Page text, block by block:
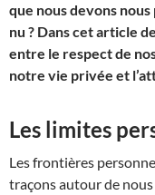
que nous devons
nu ? Dans cet article
entre le respect de
notre vie privée et
Les limites
Les frontières
traçons autour de